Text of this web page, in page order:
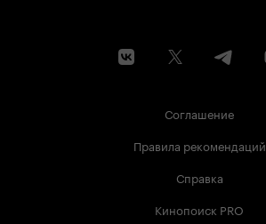
Соглашение
Правила рекомендаций
Справка
Кинопоиск PRO